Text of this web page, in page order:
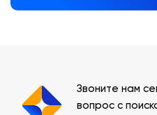
Звоните нам
вопрос с